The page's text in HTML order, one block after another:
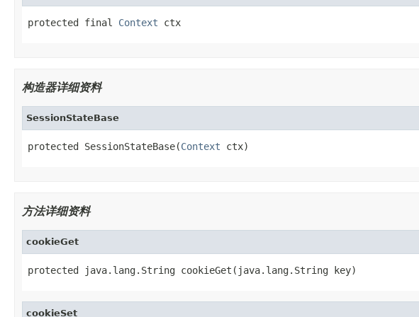
protected final Context ctx
构造器详细资料
SessionStateBase
protected SessionStateBase(Context ctx)
方法详细资料
cookieGet
protected java.lang.String cookieGet(java.lang.String key)
cookieSet